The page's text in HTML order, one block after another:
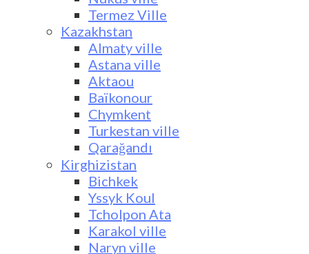
Termez Ville
Kazakhstan
Almaty ville
Astana ville
Aktaou
Baïkonour
Chymkent
Turkestan ville
Qarağandı
Kirghizistan
Bichkek
Yssyk Koul
Tcholpon Ata
Karakol ville
Naryn ville